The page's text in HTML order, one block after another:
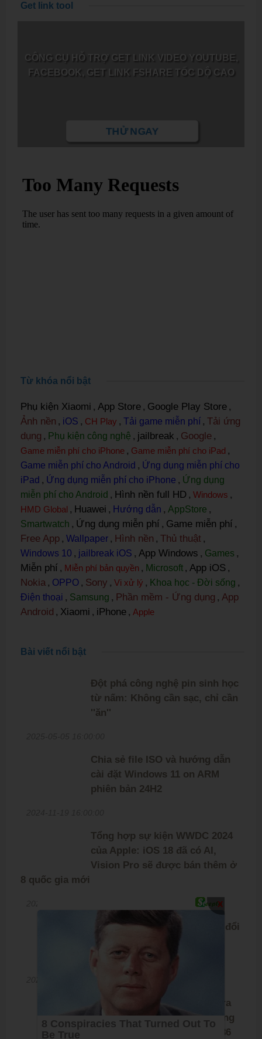
Get link tool
CÔNG CỤ HỖ TRỢ GET LINK VIDEO YOUTUBE,
FACEBOOK, GET LINK FSHARE TỐC DỘ CAO
THỬ NGAY
Từ khóa nổi bật
Phụ kiện Xiaomi , App Store , Google Play Store ,
Ảnh nền , iOS , CH Play , Tải game miễn phí , Tải ứng
dụng , Phụ kiện công nghệ , jailbreak , Google ,
Game miễn phí cho iPhone , Game miễn phí cho iPad ,
Game miễn phí cho Android , Ứng dụng miễn phí cho
iPad , Ứng dụng miễn phí cho iPhone , Ứng dụng
miễn phí cho Android , Hình nền full HD , Windows ,
HMD Global , Huawei , Hướng dẫn , AppStore ,
Smartwatch , Ứng dụng miễn phí , Game miễn phí ,
Free App , Wallpaper , Hình nền , Thủ thuật ,
Windows 10 , jailbreak iOS , App Windows , Games ,
Miễn phí , Miễn phí bản quyền , Microsoft , App iOS ,
Nokia , OPPO , Sony , Vi xử lý , Khoa học - Đời sống ,
Điện thoại , Samsung , Phần mềm - Ứng dụng , App
Android , Xiaomi , iPhone , Apple
Bài viết nổi bật
Đột phá công nghệ pin sinh học
từ nấm: Không cần sạc, chỉ cần
''ăn''
Chia sẻ file ISO và hướng dẫn
cài đặt Windows 11 on ARM
phiên bản 24H2
Tổng hợp sự kiện WWDC 2024
của Apple: iOS 18 đã có AI,
Vision Pro sẽ được bán thêm ở
8 quốc gia mới
PDFgear: Phần mềm chuyển đổi
miễn phí
Intel Lunar Lake chính thức ra
mắt: Bước tiến vượt bậc trong
công nghệ xử lý giúp CPU x86
X